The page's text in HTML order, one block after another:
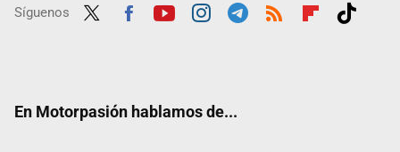
Síguenos
En Motorpasión hablamos de...